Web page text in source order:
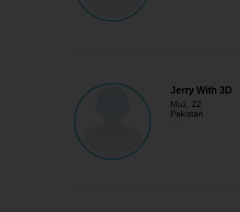
Jerry With 3D
Muž , 22
Pakistan